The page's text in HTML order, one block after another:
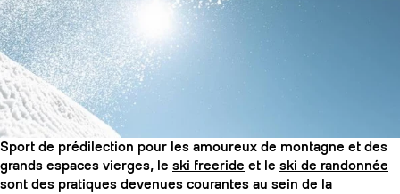
SLAP 92
UBAC 102
Sport de prédilection pour les amoureux de montagne et des
grands espaces vierges, le ski freeride et le ski de randonnée
sont des pratiques devenues courantes au sein de la